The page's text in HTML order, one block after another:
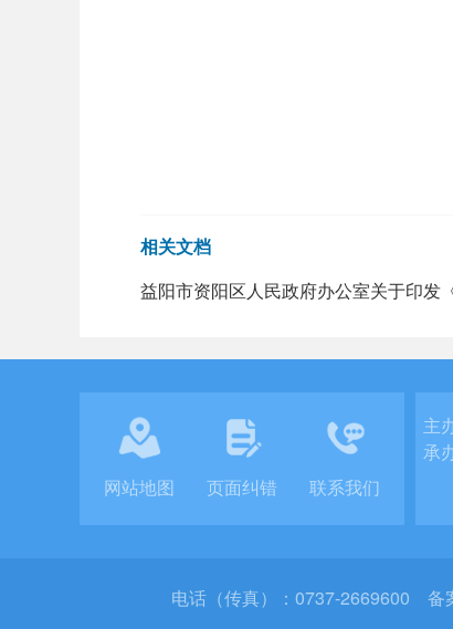
相关文档
益阳市资阳区人民政府办公室关于印发
网站地图 页面纠错 联系我们
主
承
电话（传真）：0737-2669600 备